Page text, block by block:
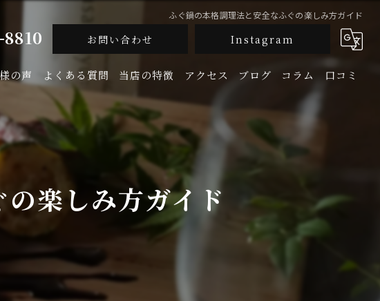
ふぐ鍋の本格調理法と安全なふぐの楽しみ方ガイド
お問い合わせ Instagram
の声 よくある質問 当店の特徴
釜飯
生牡蠣
鮮魚
地酒
アクセス ブログ コラム 口コミ
楽しみ方ガイド